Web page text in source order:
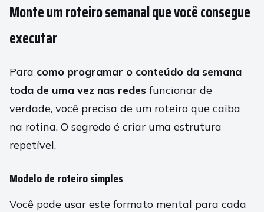
Monte um roteiro semanal que você consegue
executar
Para como programar o conteúdo da semana
toda de uma vez nas redes funcionar de
verdade, você precisa de um roteiro que caiba
na rotina. O segredo é criar uma estrutura
repetível.
Modelo de roteiro simples
Você pode usar este formato mental para cada